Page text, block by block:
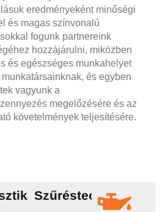
eredményeként minőségi
és magas színvonalú
fogunk partnereink
hozzájárulni, miközben
és egészséges munkahelyet
és egyben
vagyunk a
megelőzésére és az
követelmények teljesítésére.
Szűréstechnika